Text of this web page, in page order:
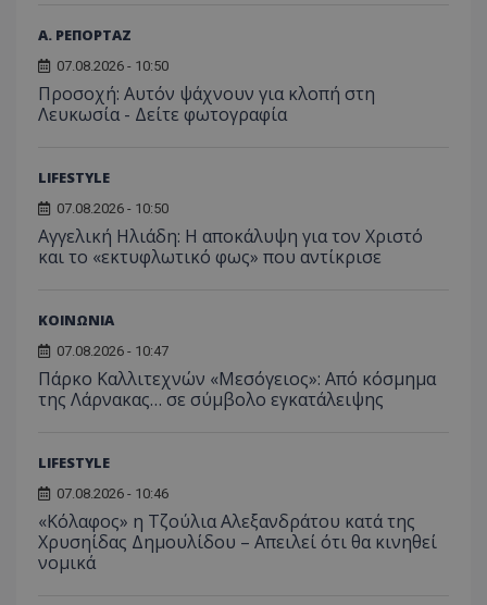
Α. ΡΕΠΟΡΤΑΖ
07.08.2026 - 10:50
Προσοχή: Αυτόν ψάχνουν για κλοπή στη
Λευκωσία - Δείτε φωτογραφία
LIFESTYLE
07.08.2026 - 10:50
Αγγελική Ηλιάδη: Η αποκάλυψη για τον Χριστό
και το «εκτυφλωτικό φως» που αντίκρισε
ΚΟΙΝΩΝΙΑ
07.08.2026 - 10:47
Πάρκο Καλλιτεχνών «Μεσόγειος»: Από κόσμημα
της Λάρνακας… σε σύμβολο εγκατάλειψης
LIFESTYLE
07.08.2026 - 10:46
«Κόλαφος» η Τζούλια Αλεξανδράτου κατά της
Χρυσηίδας Δημουλίδου – Απειλεί ότι θα κινηθεί
νομικά